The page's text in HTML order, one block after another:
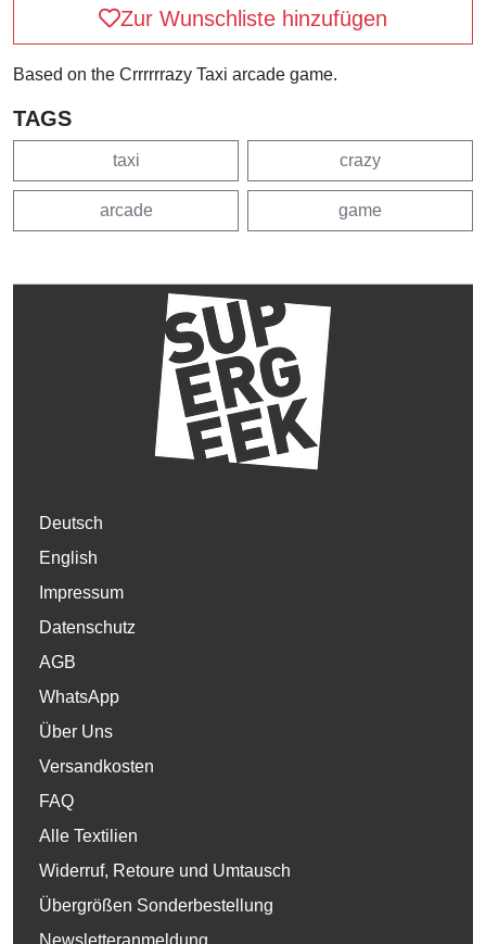
Zur Wunschliste hinzufügen
Based on the Crrrrrrazy Taxi arcade game.
TAGS
taxi crazy
arcade game
Deutsch
English
Impressum
Datenschutz
AGB
WhatsApp
Über Uns
Versandkosten
FAQ
Alle Textilien
Widerruf, Retoure und Umtausch
Übergrößen Sonderbestellung
Newsletteranmeldung